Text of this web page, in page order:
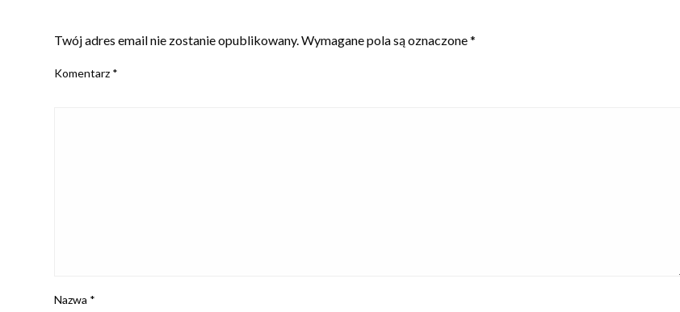
Twój adres email nie zostanie opublikowany.Wymagane pola są oznaczone*
Komentarz *
Nazwa *